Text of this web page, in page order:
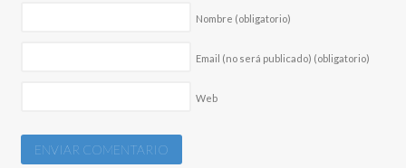
Nombre (obligatorio)
Email (no será publicado) (obligatorio)
Web